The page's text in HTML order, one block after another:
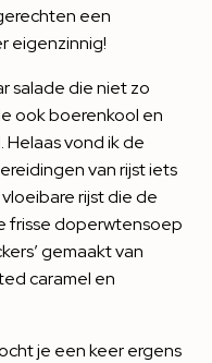
een
eigenzinnig!
salade die niet zo
ook boerenkool en
vond ik de
van rijst iets
rijst die de
frisse doperwtensoep
gemaakt van
caramel en
je een keer ergens